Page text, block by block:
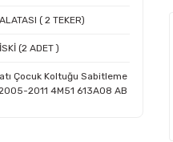
( 2 TEKER)
(2 ADET )
Çocuk Koltuğu Sabitleme
2011 4M51 613A08 AB